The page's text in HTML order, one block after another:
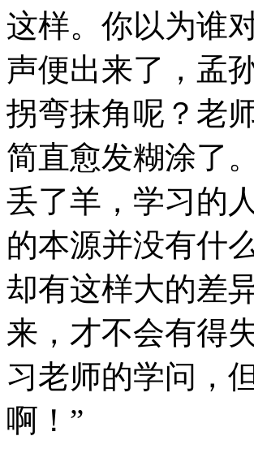
这样。你以为谁
声便出来了，孟
拐弯抹角呢？老
简直愈发糊涂了
丢了羊，学习的
的本源并没有什
却有这样大的差
来，才不会有得
习老师的学问，
啊！”